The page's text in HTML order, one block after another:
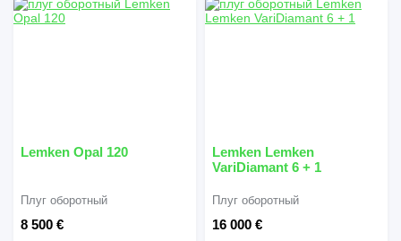
Lemken Opal 120
8 500 €
Плуг оборотный
Lemken Lemken
VariDiamant 6 + 1
16 000 €
Плуг оборотный